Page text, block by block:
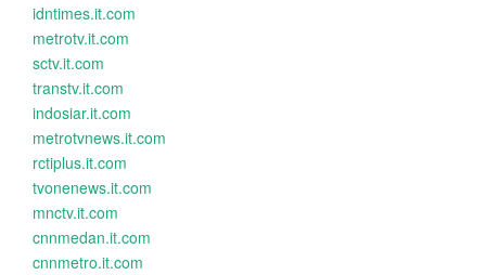
idntimes.it.com
metrotv.it.com
sctv.it.com
transtv.it.com
indosiar.it.com
metrotvnews.it.com
rctiplus.it.com
tvonenews.it.com
mnctv.it.com
cnnmedan.it.com
cnnmetro.it.com